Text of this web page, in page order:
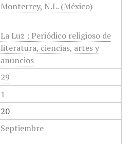
Monterrey, N.L. (México)
La Luz : Periódico religioso de
literatura, ciencias, artes y
anuncios
29
1
20
Septiembre